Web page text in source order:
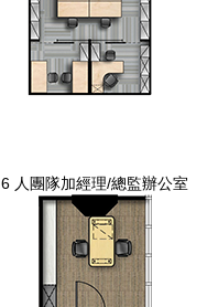
6 人團隊加經理/總監辦公室